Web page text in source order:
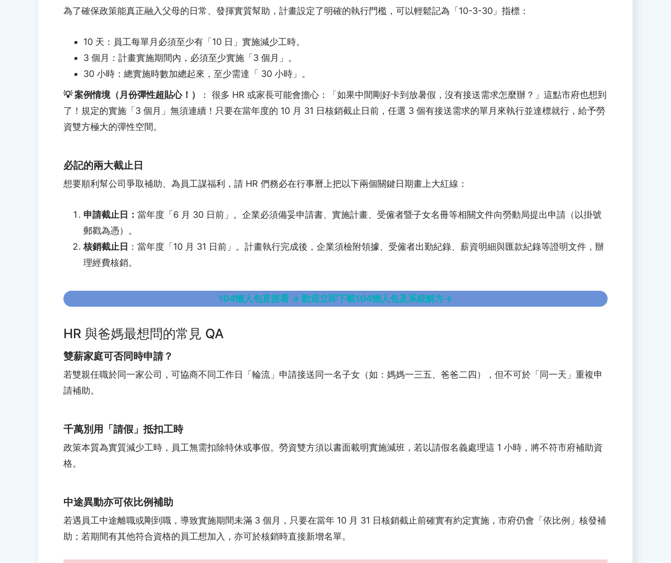
為了確保政策能真正融入父母的日常、發揮實質幫助，計畫設定了明確的執行門檻，可以輕鬆記為「10-3-30」指標：
10 天：員工每單月必須至少有「10 日」實施減少工時。
3 個月：計畫實施期間內，必須至少實施「3 個月」。
30 小時：總實施時數加總起來，至少需達「 30 小時」。
💡 案例情境（月份彈性超貼心！）
： 很多 HR 或家長可能會擔心：「如果中間剛好卡到放暑假，沒有接送需求怎麼辦？」這點市府也想到
了！規定的實施「3 個月」無須連續！只要在當年度的 10 月 31 日核銷截止日前，任選 3 個有接送需求的單月來執行並達標就行，給予勞
資雙方極大的彈性空間。
必記的兩大截止日
想要順利幫公司爭取補助、為員工謀福利，請 HR 們務必在行事曆上把以下兩個關鍵日期畫上大紅線：
申請截止日： 當年度「6 月 30 日前」。企業必須備妥申請書、實施計畫、受僱者暨子女名冊等相關文件向勞動局提出申請（以掛號
郵戳為憑）。
核銷截止日 ：當年度「10 月 31 日前」。計畫執行完成後，企業須檢附領據、受僱者出勤紀錄、薪資明細與匯款紀錄等證明文件，辦
理經費核銷。
104懶人包直接看 → 歡迎立即下載104懶人包及系統解方→
HR 與爸媽最想問的常見 QA
雙薪家庭可否同時申請？
若雙親任職於同一家公司，可協商不同工作日「輪流」申請接送同一名子女（如：媽媽一三五、爸爸二四），但不可於「同一天」重複申
請補助。
千萬別用「請假」抵扣工時
政策本質為實質減少工時，員工無需扣除特休或事假。勞資雙方須以書面載明實施減班，若以請假名義處理這 1 小時，將不符市府補助資
格。
中途異動亦可依比例補助
若遇員工中途離職或剛到職，導致實施期間未滿 3 個月，只要在當年 10 月 31 日核銷截止前確實有約定實施，市府仍會「依比例」核發補
助；若期間有其他符合資格的員工想加入，亦可於核銷時直接新增名單。